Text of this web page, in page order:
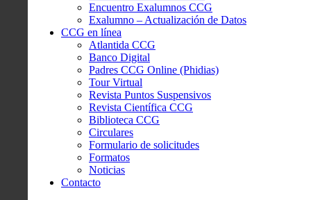
Encuentro Exalumnos CCG
Exalumno – Actualización de Datos
CCG en línea
Atlantida CCG
Banco Digital
Padres CCG Online (Phidias)
Tour Virtual
Revista Puntos Suspensivos
Revista Científica CCG
Biblioteca CCG
Circulares
Formulario de solicitudes
Formatos
Noticias
Contacto